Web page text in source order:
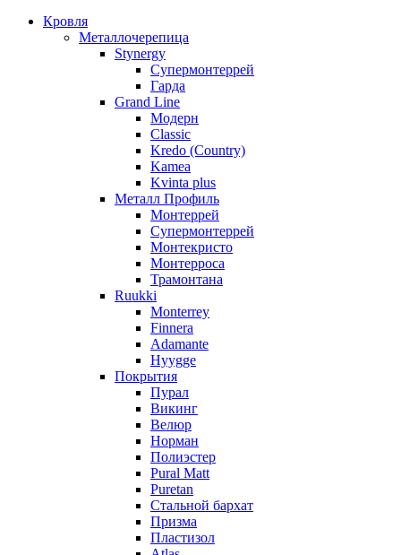
Кровля
Металлочерепица
Stynergy
Супермонтеррей
Гарда
Grand Line
Модерн
Classic
Kredo (Country)
Kamea
Kvinta plus
Металл Профиль
Монтеррей
Супермонтеррей
Монтекристо
Монтерроса
Трамонтана
Ruukki
Monterrey
Finnera
Adamante
Hyygge
Покрытия
Пурал
Викинг
Велюр
Норман
Полиэстер
Pural Matt
Puretan
Стальной бархат
Призма
Пластизол